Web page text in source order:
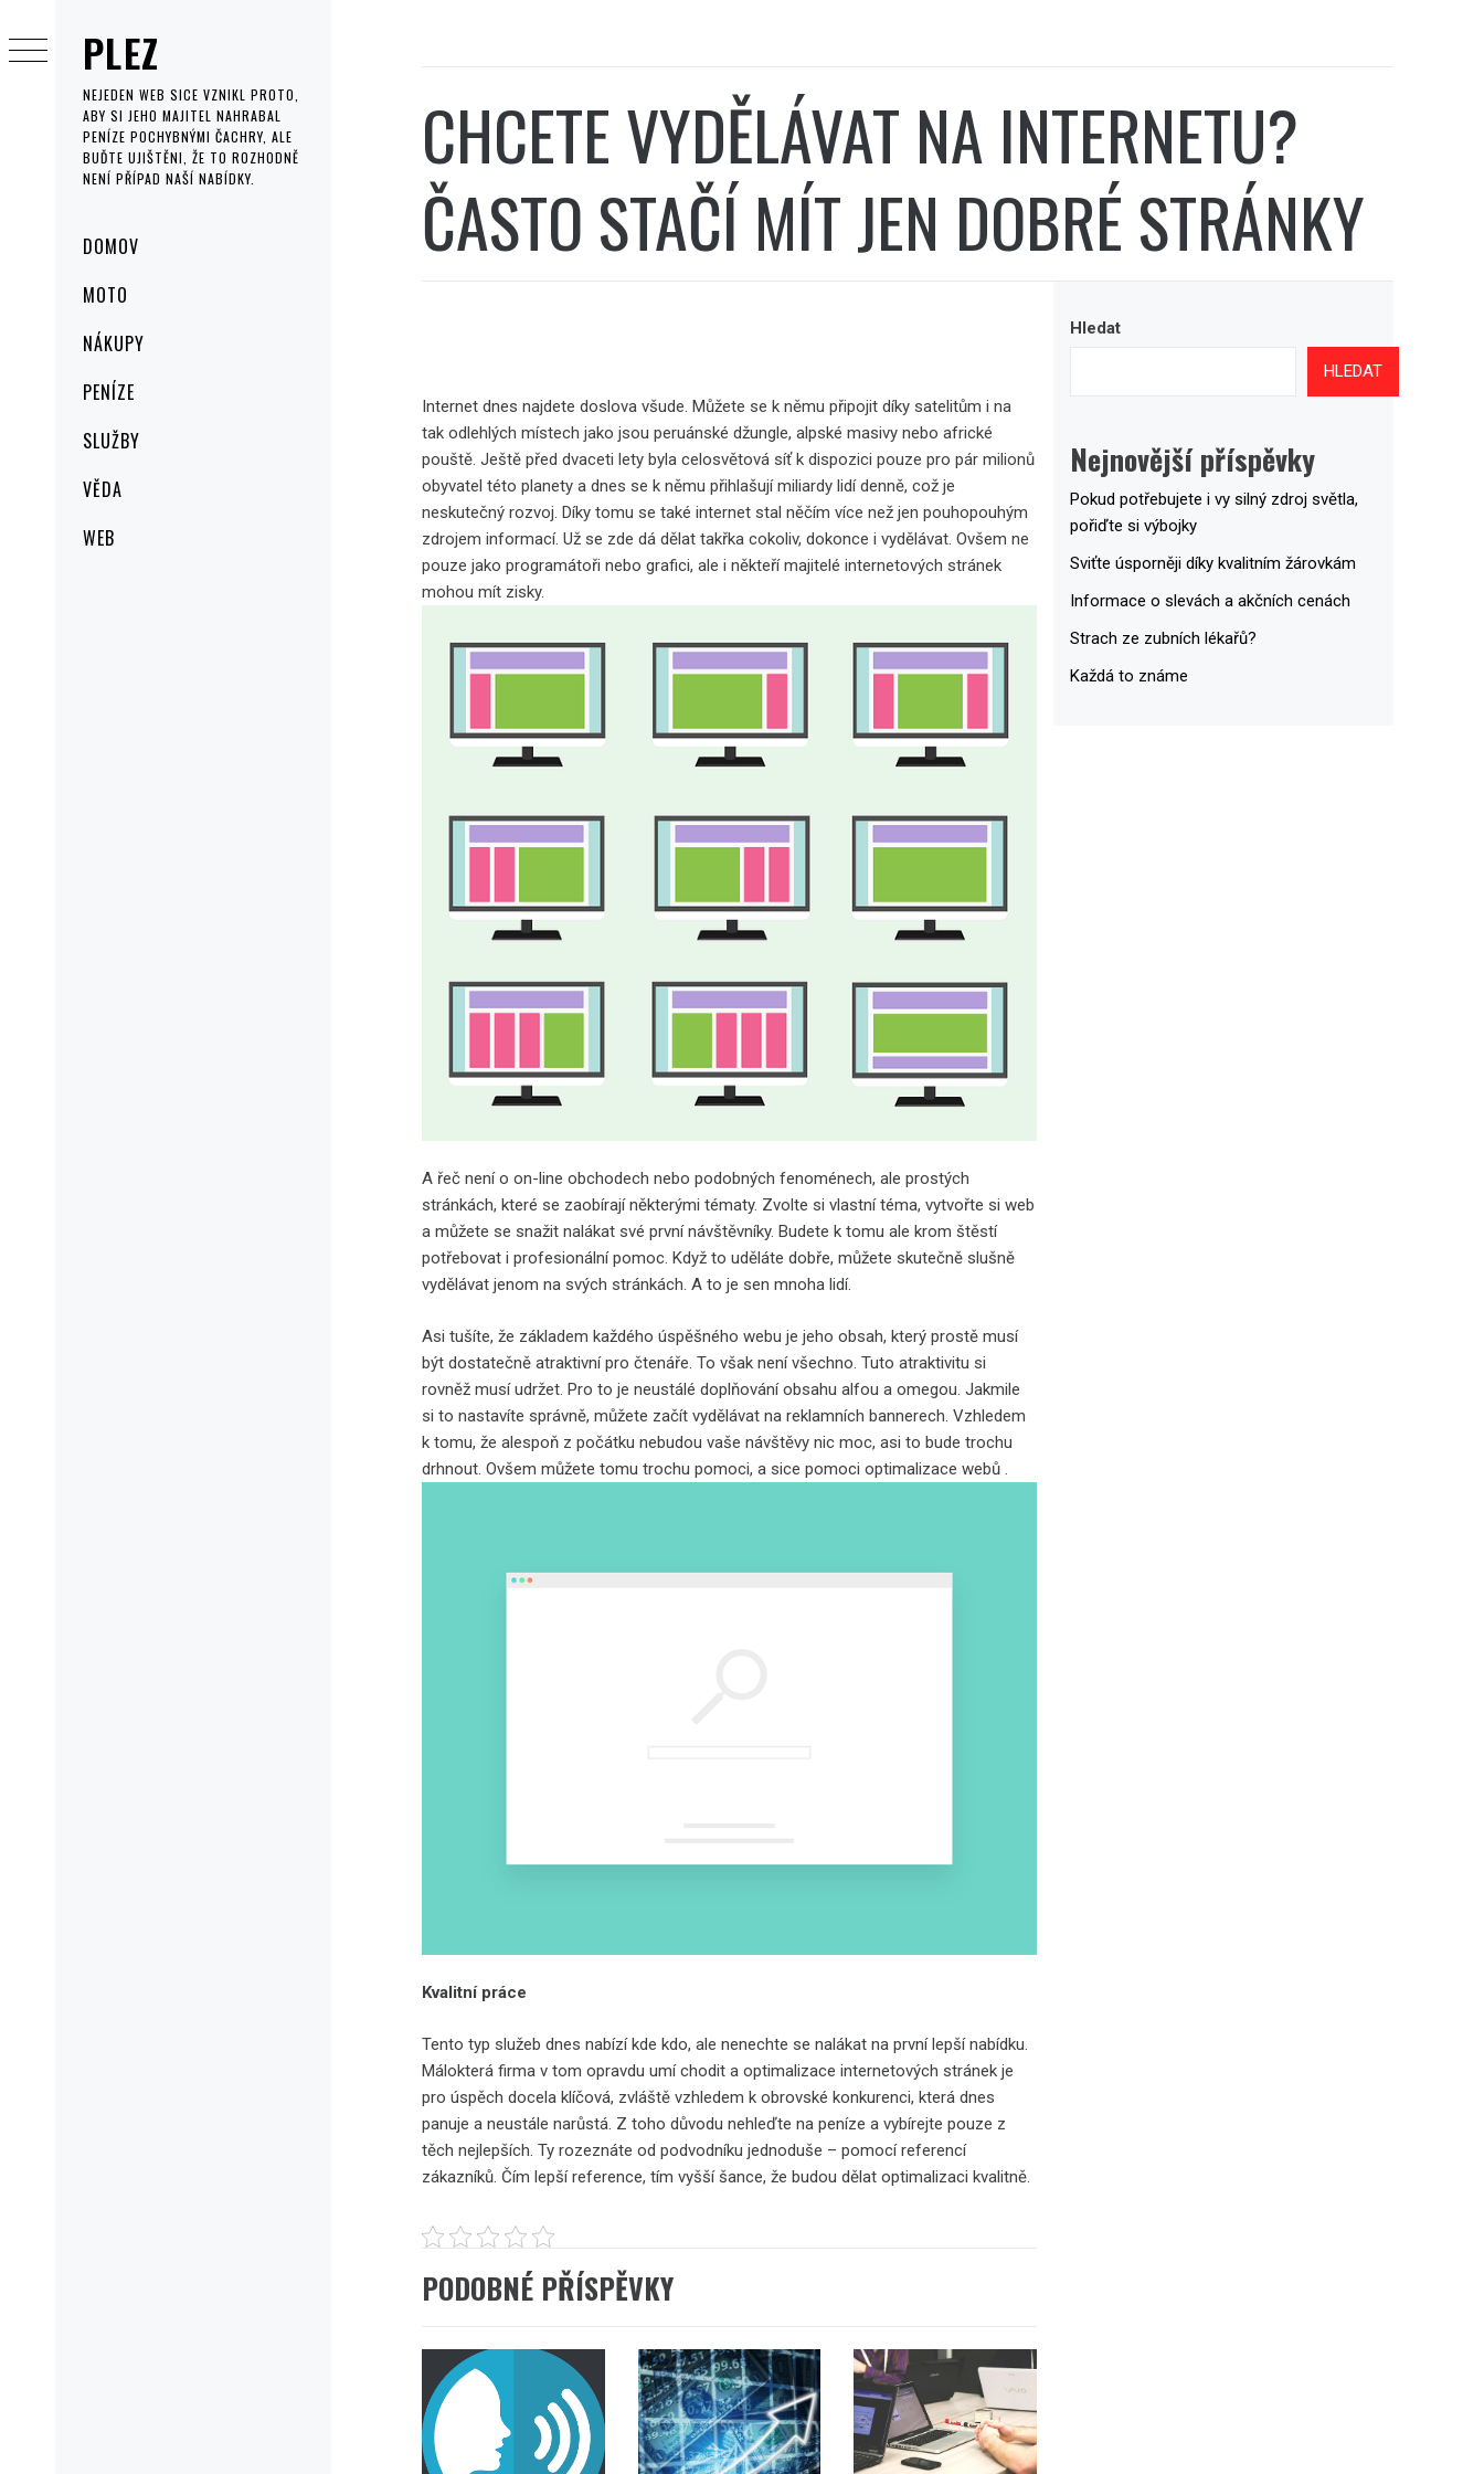
PLEZ
NEJEDEN WEB SICE VZNIKL PROTO,
ABY SI JEHO MAJITEL NAHRABAL
PENÍZE POCHYBNÝMI ČACHRY, ALE
BUĎTE UJIŠTĚNI, ŽE TO ROZHODNĚ
NENÍ PŘÍPAD NAŠÍ NABÍDKY.
MenuDOMOV
MOTO
NÁKUPY
PENÍZE
SLUŽBY
VĚDA
WEB
to
content
CHCETE VYDĚLÁVAT NA INTERNETU?
ČASTO STAČÍ MÍT JEN DOBRÉ STRÁNKY
Internet dnes najdete doslova všude. Můžete se k němu připojit díky satelitům i na
tak odlehlých místech jako jsou peruánské džungle, alpské masivy nebo africké
pouště. Ještě před dvaceti lety byla celosvětová síť k dispozici pouze pro pár milionů
obyvatel této planety a dnes se k němu přihlašují miliardy lidí denně, což je
neskutečný rozvoj. Díky tomu se také internet stal něčím více než jen pouhopouhým
zdrojem informací. Už se zde dá dělat takřka cokoliv, dokonce i vydělávat. Ovšem ne
pouze jako programátoři nebo grafici, ale i někteří majitelé internetových stránek
mohou mít zisky.
A řeč není o on-line obchodech nebo podobných fenoménech, ale prostých
stránkách, které se zaobírají některými tématy. Zvolte si vlastní téma, vytvořte si web
a můžete se snažit nalákat své první návštěvníky. Budete k tomu ale krom štěstí
potřebovat i profesionální pomoc. Když to uděláte dobře, můžete skutečně slušně
vydělávat jenom na svých stránkách. A to je sen mnoha lidí.
Asi tušíte, že základem každého úspěšného webu je jeho obsah, který prostě musí
být dostatečně atraktivní pro čtenáře. To však není všechno. Tuto atraktivitu si
rovněž musí udržet. Pro to je neustálé doplňování obsahu alfou a omegou. Jakmile
si to nastavíte správně, můžete začít vydělávat na reklamních bannerech. Vzhledem
k tomu, že alespoň z počátku nebudou vaše návštěvy nic moc, asi to bude trochu
drhnout. Ovšem můžete tomu trochu pomoci, a sice pomoci optimalizace webů.
Kvalitní práce
Tento typ služeb dnes nabízí kde kdo, ale nenechte se nalákat na první lepší nabídku.
Málokterá firma v tom opravdu umí chodit a optimalizace internetových stránek je
pro úspěch docela klíčová, zvláště vzhledem k obrovské konkurenci, která dnes
panuje a neustále narůstá. Z toho důvodu nehleďte na peníze a vybírejte pouze z
těch nejlepších. Ty rozeznáte od podvodníku jednoduše – pomocí referencí
zákazníků. Čím lepší reference, tím vyšší šance, že budou dělat optimalizaci kvalitně.
PODOBNÉ PŘÍSPĚVKY
Hledat
HLEDAT
Nejnovější příspěvky
Pokud potřebujete i vy silný zdroj světla,
pořiďte si výbojky
Sviťte úsporněji díky kvalitním žárovkám
Informace o slevách a akčních cenách
Strach ze zubních lékařů?
Každá to známe